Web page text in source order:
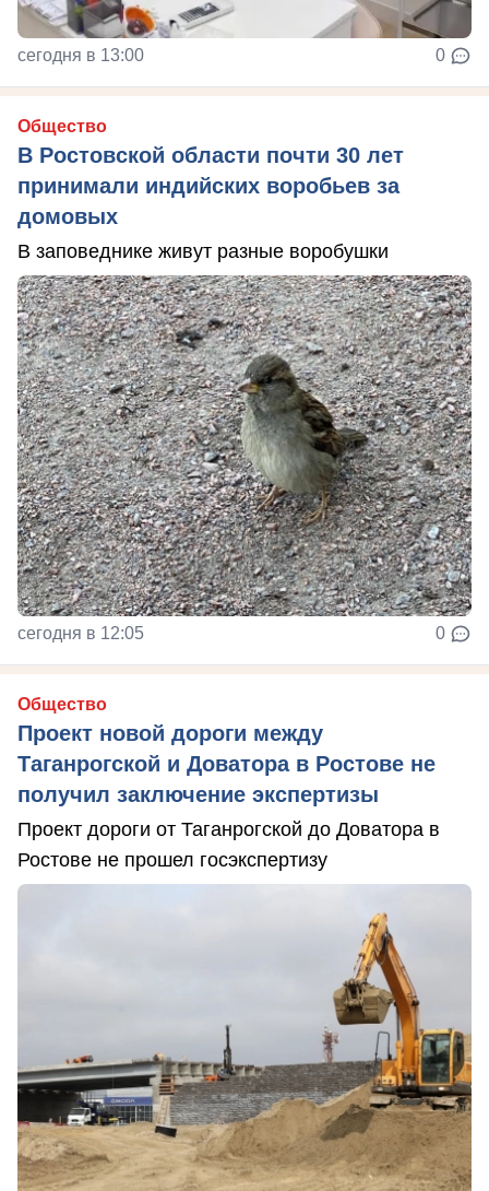
сегодня в 13:00 0
Общество
В Ростовской области почти 30 лет
принимали индийских воробьев за
домовых
В заповеднике живут разные воробушки
сегодня в 12:05 0
Общество
Проект новой дороги между
Таганрогской и Доватора в Ростове не
получил заключение экспертизы
Проект дороги от Таганрогской до Доватора в
Ростове не прошел госэкспертизу